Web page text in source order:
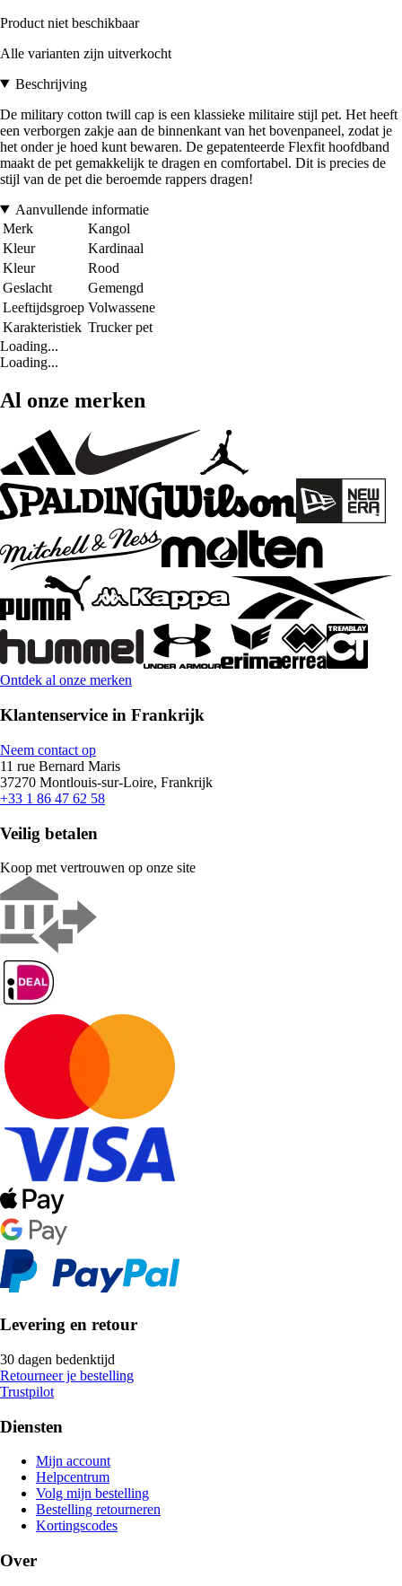
Product niet beschikbaar
Alle varianten zijn uitverkocht
Beschrijving
De military cotton twill cap is een klassieke militaire stijl pet. Het heeft
een verborgen zakje aan de binnenkant van het bovenpaneel, zodat je
het onder je hoed kunt bewaren. De gepatenteerde Flexfit hoofdband
maakt de pet gemakkelijk te dragen en comfortabel. Dit is precies de
stijl van de pet die beroemde rappers dragen!
Aanvullende informatie
Merk
Kangol
Kleur
Kardinaal
Kleur
Rood
Geslacht
Gemengd
Leeftijdsgroep Volwassene
Karakteristiek Trucker pet
Loading...
Loading...
Al onze merken
Ontdek al onze merken
Klantenservice in Frankrijk
Neem contact op
11 rue Bernard Maris
37270 Montlouis-sur-Loire, Frankrijk
+33 1 86 47 62 58
Veilig betalen
Koop met vertrouwen op onze site
Levering en retour
30 dagen bedenktijd
Retourneer je bestelling
Trustpilot
Diensten
Mijn account
Helpcentrum
Volg mijn bestelling
Bestelling retourneren
Kortingscodes
Over